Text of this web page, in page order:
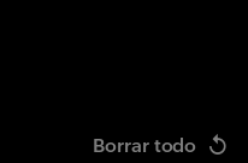
Borrar todo